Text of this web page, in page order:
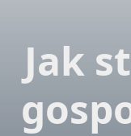
Jak